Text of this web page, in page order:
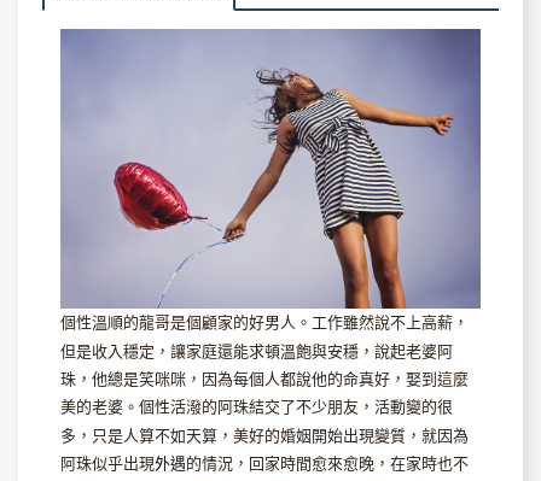
個性溫順的龍哥是個顧家的好男人。工作雖然說不上高薪，
但是收入穩定，讓家庭還能求頓溫飽與安穩，說起老婆阿
珠，他總是笑咪咪，因為每個人都說他的命真好，娶到這麼
美的老婆。個性活潑的阿珠結交了不少朋友，活動變的很
多，只是人算不如天算，美好的婚姻開始出現變質，就因為
阿珠似乎出現外遇的情況，回家時間愈來愈晚，在家時也不